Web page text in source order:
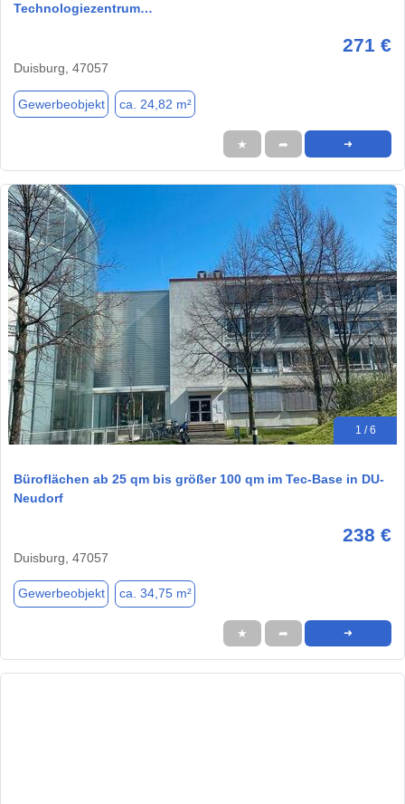
Technologiezentrum…
271 €
Duisburg, 47057
Gewerbeobjekt ca. 24,82 m²
★ ➦ ➜
1 / 6
Büroflächen ab 25 qm bis größer 100 qm im Tec-Base in DU-
Neudorf
238 €
Duisburg, 47057
Gewerbeobjekt ca. 34,75 m²
★ ➦ ➜